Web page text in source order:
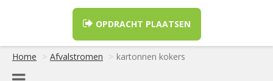
OPDRACHT PLAATSEN
Home Afvalstromen kartonnen kokers